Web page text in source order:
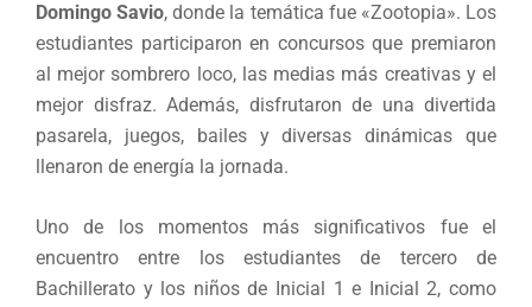
Domingo Savio, donde la temática fue «Zootopia». Los
estudiantes participaron en concursos que premiaron
al mejor sombrero loco, las medias más creativas y el
mejor disfraz. Además, disfrutaron de una divertida
pasarela, juegos, bailes y diversas dinámicas que
llenaron de energía la jornada.
Uno de los momentos más significativos fue el
encuentro entre los estudiantes de tercero de
Bachillerato y los niños de Inicial 1 e Inicial 2, como